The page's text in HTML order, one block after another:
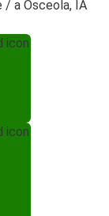
/ a Osceola, IA